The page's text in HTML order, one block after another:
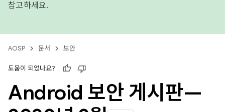
참고하세요.
AOSP 문서 보안
도움이 되었나요?
Android 보안 게시판—